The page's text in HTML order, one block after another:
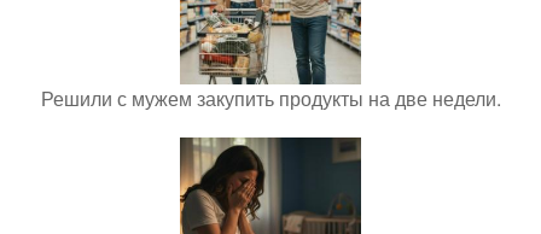
Решили с мужем закупить продукты на две недели.